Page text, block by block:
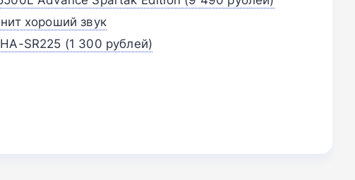
хороший звук
SR225 (1 300 рублей)